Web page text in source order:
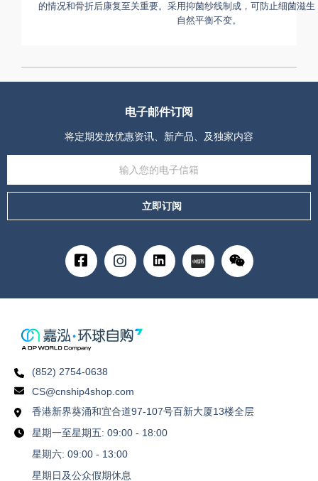
的情况和骨折后康复至关重要。采用抑菌纱线制成，可防止细菌滋
自然平衡不变。
电子邮件订阅
将定期发放优惠资讯、新产品、及独家内容
立即订阅
(852) 2754-0638
CS@cnship4shop.com
香港新界葵涌和宜合道97-107号百新大厦13楼全层
星期一至星期五: 09:00 - 18:00
星期六: 09:00 - 13:00
星期日及公众假期休息